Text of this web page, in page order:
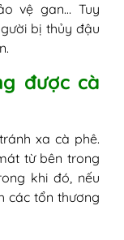
vệ gan… Tuy
bị thủy đậu
được cà
xa cà phê.
từ bên trong
khi đó, nếu
các tổn thương